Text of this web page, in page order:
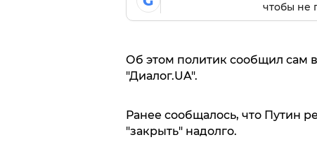
чтобы не
Об этом политик сообщил сам
"Диалог.UA".
Ранее сообщалось, что Путин
"закрыть" надолго.